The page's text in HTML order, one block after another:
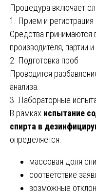
Процедура включает
1. Прием и регистрация
Средства принимаются
производителя, партии
2. Подготовка проб
Проводится
анализа.
3. Лабораторные
В рамках испытание
спирта в
определяется:
массовая доля
соответствие
возможные